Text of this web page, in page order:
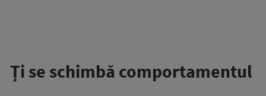
Ți se schimbă comportamentul